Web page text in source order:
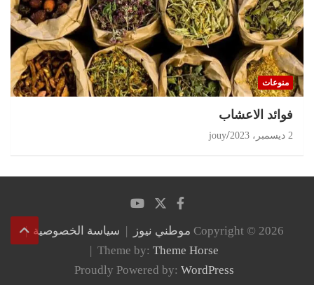
منوعات
‏فوائد الاعشاب
2 ديسمبر، 2023 jouy
Copyright © 2026 موطني نيوز
سياسة الخصوصية
Theme by: Theme Horse
Proudly Powered by: WordPress